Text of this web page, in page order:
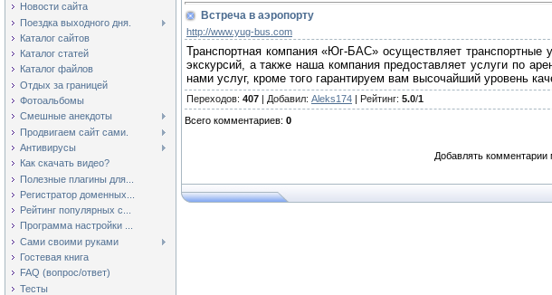
Новости сайта
Поездка выходного дня.
Каталог сайтов
Каталог статей
Каталог файлов
Отдых за границей
Фотоальбомы
Смешные анекдоты
Продвигаем сайт сами.
Антивирусы
Как скачать видео?
Полезные плагины для...
Регистратор доменных...
Рейтинг популярных с...
Программа настройки ...
Сами своими руками
Гостевая книга
FAQ (вопрос/ответ)
Тесты
Встреча в аэропорту
http://www.yug-bus.com
Транспортная компания «Юг-БАС» осуществляет транспортные
экскурсий, а также наша компания предоставляет услуги по
нами услуг, кроме того гарантируем вам высочайший уровень
Переходов: 407 | Добавил: Aleks174 | Рейтинг: 5.0/1
Всего комментариев: 0
Добавлять комментарии